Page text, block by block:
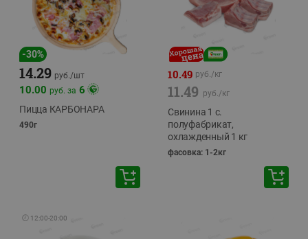
-30%
14.29 руб./шт
10.00 руб. за 6
Пицца КАРБОНАРА
490г
10.49 руб./кг
11.49 руб./кг
Свинина 1 с.
полуфабрикат,
охлажденный 1 кг
фасовка: 1-2кг
🕘 12:00-20:00